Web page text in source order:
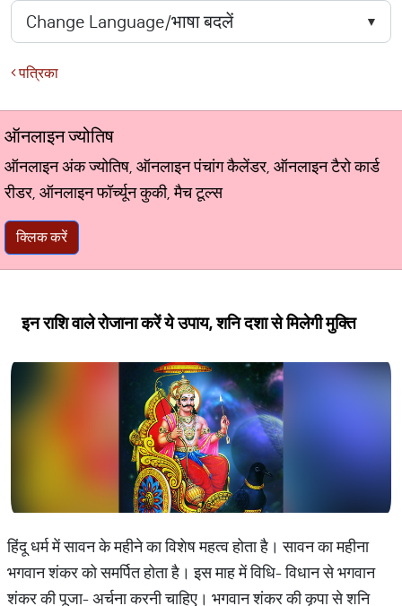
पत्रिका
ऑनलाइन ज्योतिष
ऑनलाइन अंक ज्योतिष, ऑनलाइन पंचांग कैलेंडर, ऑनलाइन टैरो कार्ड
रीडर, ऑनलाइन फॉर्च्यून कुकी, मैच टूल्स
क्लिक करें
इन राशि वाले रोजाना करें ये उपाय, शनि दशा से मिलेगी मुक्ति
हिंदू धर्म में सावन के महीने का विशेष महत्व होता है। सावन का महीना
भगवान शंकर को समर्पित होता है। इस माह में विधि- विधान से भगवान
शंकर की पूजा- अर्चना करनी चाहिए। भगवान शंकर की कृपा से शनि